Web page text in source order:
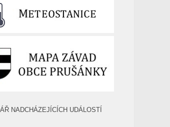
NADCHÁZEJÍCÍCH UDÁLOSTÍ